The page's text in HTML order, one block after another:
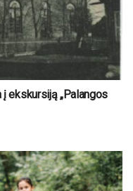
ekskursiją „Palangos